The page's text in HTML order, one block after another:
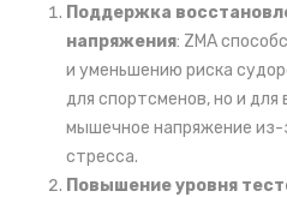
Поддержка
напряжения: ZMA
и уменьшению риска
для спортсменов, но и
мышечное напряжение из-
стресса.
Повышение уровня